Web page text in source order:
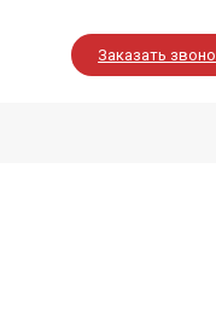
Заказать